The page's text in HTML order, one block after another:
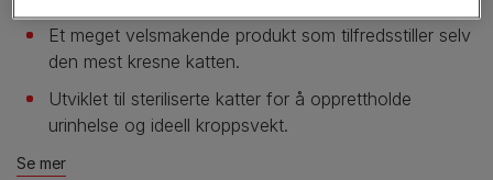
Et meget velsmakende produkt som tilfredsstiller selv
den mest kresne katten.
Utviklet til steriliserte katter for å opprettholde
urinhelse og ideell kroppsvekt.
Se mer